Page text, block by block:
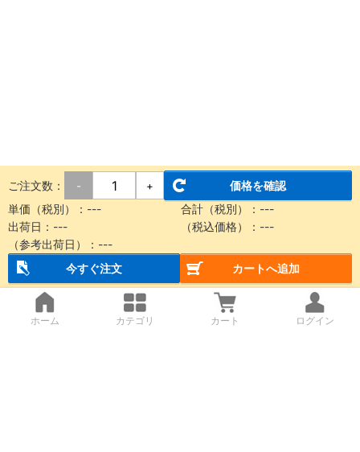
ご注文数： - +
価格を確認
単価（税別）： --- 合計（税別）： ---
出荷日： --- （税込価格）： ---
（参考出荷日）： ---
今すぐ注文
カートへ追加
ホーム カテゴリ カート ログイン